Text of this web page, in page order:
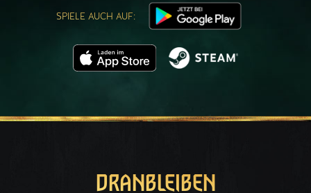
SPIELE AUCH AUF:
DRANBLEIBEN